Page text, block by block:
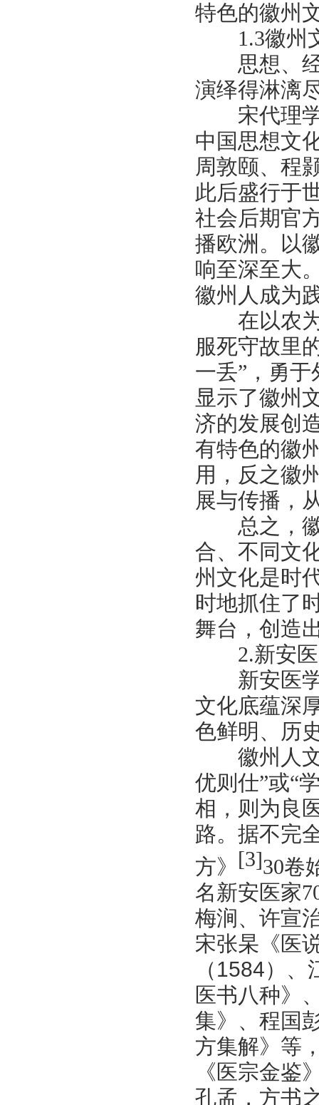
特色的徽州
1.3徽州文
思想、经
演绎得淋漓
宋代理学
中国思想文
周敦颐、程
此后盛行于
社会后期官
播欧洲。以
响至深至大
徽州人成为
在以农为
服死守故里
一丢”，勇
显示了徽州
济的发展创
有特色的徽
用，反之徽
展与传播，
总之，徽
合、不同文
州文化是时
时地抓住了
舞台，创造
2.新安医
新安医学
文化底蕴深
色鲜明、历
徽州人文
优则仕”或“
相，则为良
路。据不完
方》
[3]30卷
名新安医家
梅涧、许宣
宋张杲《医
（1584）
医书八种》
集》、程国
方集解》等
《医宗金鉴
孔孟，方书